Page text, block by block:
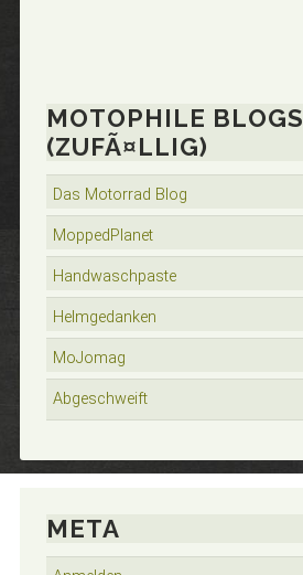
MOTOPHILE BLOGS
(ZUFÃ¤LLIG)
Das Motorrad Blog
MoppedPlanet
Handwaschpaste
Helmgedanken
MoJomag
Abgeschweift
META